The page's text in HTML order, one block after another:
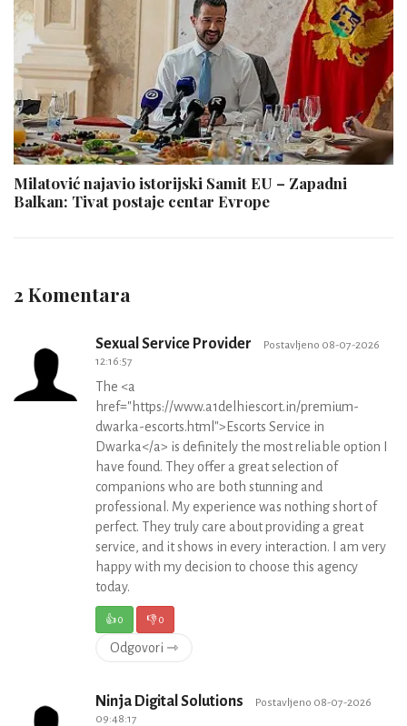
Milatović najavio istorijski Samit EU – Zapadni
Balkan: Tivat postaje centar Evrope
2 Komentara
Sexual Service Provider
Postavljeno 08-07-2026
12:16:57
The <a
href="https://www.a1delhiescort.in/premium-
dwarka-escorts.html">Escorts Service in
Dwarka</a> is definitely the most reliable option I
have found. They offer a great selection of
companions who are both stunning and
professional. My experience was nothing short of
perfect. They truly care about providing a great
service, and it shows in every interaction. I am very
happy with my decision to choose this agency
today.
👍0 👎0
Odgovori ⇾
Ninja Digital Solutions
Postavljeno 08-07-2026
09:48:17